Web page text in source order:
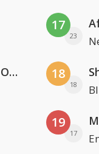
Lustrum U.V.S.V/N.V.V.S.U. & ANNO ONS & Jopke van Dobbenburgh & Roeland Beelen
17
23
18
18
19
17